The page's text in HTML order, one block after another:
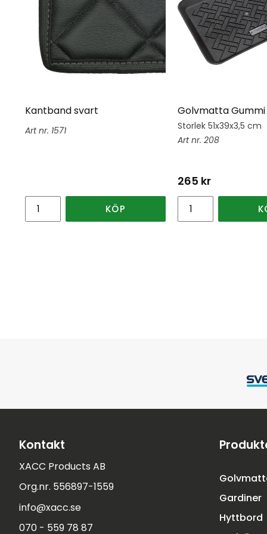
Kantband svart
1571
KÖP
Golvmatta Gummi
Storlek 51x39x3,5 cm
208
265 kr
Kontakt
XACC Products AB
Org.nr. 556897-1559
info@xacc.se
070 - 559 78 87
Gardiner
Hyttbord